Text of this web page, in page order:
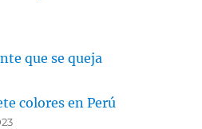
que se queja
colores en Perú